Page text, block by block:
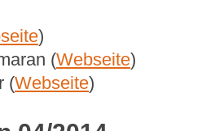
)
(Webseite)
(Webseite)